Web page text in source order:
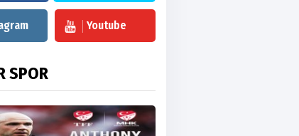
Youtube
SPOR